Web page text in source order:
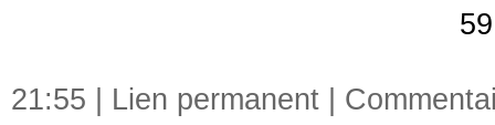
21:55 | Lien permanent